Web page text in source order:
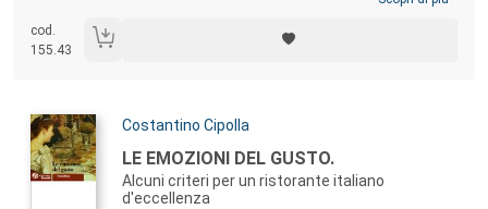
turistica del territorio fanno capo alla componente pubblica, mentre le
imprese private assicurano i servizi indispensabili per fruire di esse.
cod.
155.43
Autori:
Costantino Cipolla
Titolo:
LE EMOZIONI DEL GUSTO.
Alcuni criteri per un ristorante italiano
d'eccellenza